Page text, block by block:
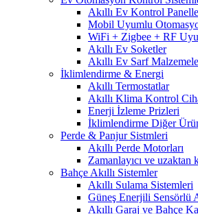
Akıllı Ev Kontrol
Mobil Uyumlu
WiFi + Zigbee + RF
Akıllı Ev Soketler
Akıllı Ev Sarf
İklimlendirme & Energi
Akıllı Termostatlar
Akıllı Klima Kontrol
Enerji İzleme Prizleri
İklimlendirme Diğer
Perde & Panjur Sistmleri
Akıllı Perde Motorları
Zamanlayıcı ve uzaktan
Bahçe Akıllı Sistemler
Akıllı Sulama Sistemleri
Güneş Enerjili Sensörlü
Akıllı Garaj ve Bahçe